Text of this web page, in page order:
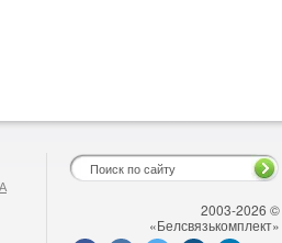
2003-2026 ©
«Белсвязькомплект»